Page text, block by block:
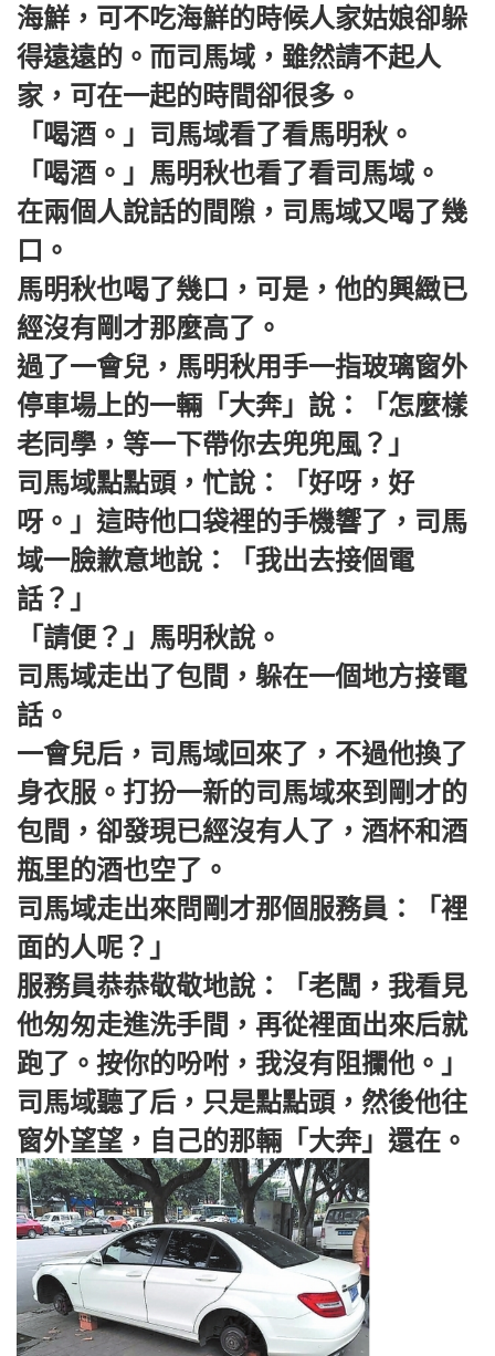
海鮮，可不吃海鮮的時候人家姑娘卻躲
得遠遠的。而司馬域，雖然請不起人
家，可在一起的時間卻很多。
「喝酒。」司馬域看了看馬明秋。
「喝酒。」馬明秋也看了看司馬域。
在兩個人說話的間隙，司馬域又喝了幾
口。
馬明秋也喝了幾口，可是，他的興緻已
經沒有剛才那麼高了。
過了一會兒，馬明秋用手一指玻璃窗外
停車場上的一輛「大奔」說：「怎麼樣
老同學，等一下帶你去兜兜風？」
司馬域點點頭，忙說：「好呀，好
呀。」這時他口袋裡的手機響了，司馬
域一臉歉意地說：「我出去接個電
話？」
「請便？」馬明秋說。
司馬域走出了包間，躲在一個地方接電
話。
一會兒后，司馬域回來了，不過他換了
身衣服。打扮一新的司馬域來到剛才的
包間，卻發現已經沒有人了，酒杯和酒
瓶里的酒也空了。
司馬域走出來問剛才那個服務員：「裡
面的人呢？」
服務員恭恭敬敬地說：「老闆，我看見
他匆匆走進洗手間，再從裡面出來后就
跑了。按你的吩咐，我沒有阻攔他。」
司馬域聽了后，只是點點頭，然後他往
窗外望望，自己的那輛「大奔」還在。